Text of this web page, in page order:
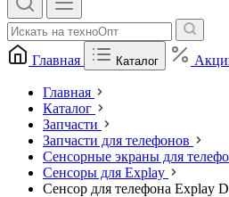
Главная Каталог
Главная
Каталог
Запчасти
Запчасти для телефонов
Сенсорные экраны для
Сенсоры для Explay
Сенсор для телефона Explay